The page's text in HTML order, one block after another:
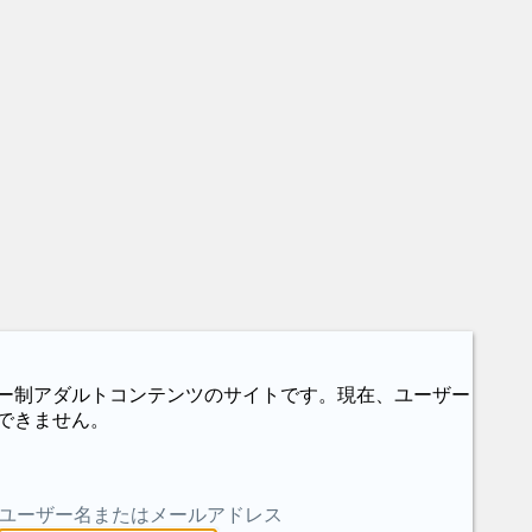
制アダルトコンテンツのサイトです。現在、ユーザー
きません。
ユーザー名またはメールアドレス